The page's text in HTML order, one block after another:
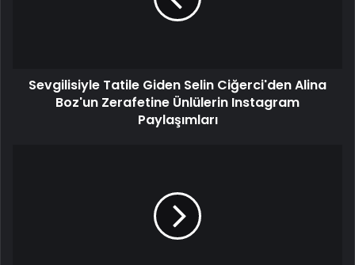
Sevgilisiyle Tatile Giden Selin Ciğerci'den Alina
Boz'un Zerafetine Ünlülerin Instagram
Paylaşımları